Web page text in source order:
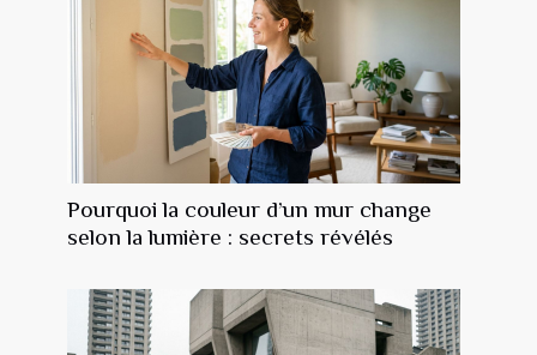
Pourquoi la couleur d’un mur change
selon la lumière : secrets révélés